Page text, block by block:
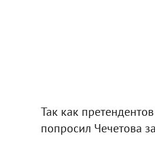
Так как
попросил Чечетова